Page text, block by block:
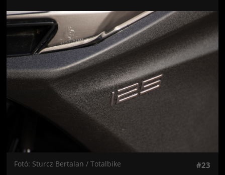
Jön még kép!
Fotó: Sturcz Bertalan / Totalbike #23